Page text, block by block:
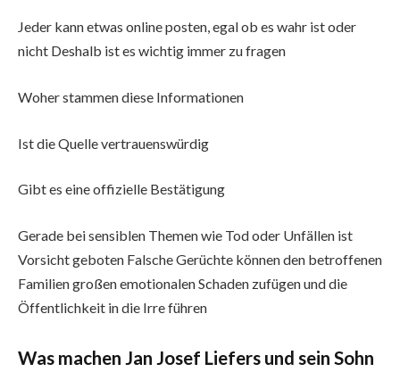
Jeder kann etwas online posten, egal ob es wahr ist oder
nicht Deshalb ist es wichtig immer zu fragen
Woher stammen diese Informationen
Ist die Quelle vertrauenswürdig
Gibt es eine offizielle Bestätigung
Gerade bei sensiblen Themen wie Tod oder Unfällen ist
Vorsicht geboten Falsche Gerüchte können den betroffenen
Familien großen emotionalen Schaden zufügen und die
Öffentlichkeit in die Irre führen
Was machen Jan Josef Liefers und sein Sohn